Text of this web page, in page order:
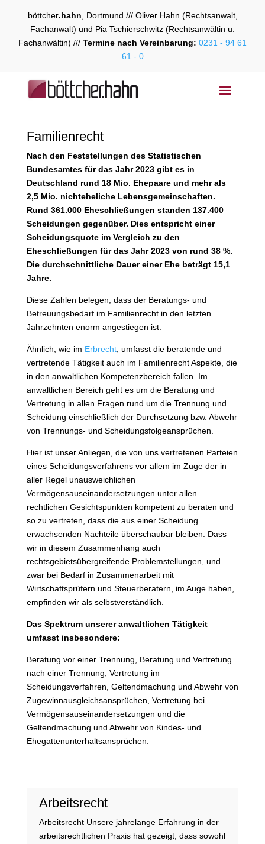
böttcher.hahn , Dortmund /// Oliver Hahn (Rechtsanwalt,
Fachanwalt) und Pia Tschierschwitz (Rechtsanwältin u.
Fachanwältin) /// Termine nach Vereinbarung: 0231 - 94 61
61 - 0
Familienrecht
Nach den Feststellungen des Statistischen
Bundesamtes für das Jahr 2023 gibt es in
Deutschland rund 18 Mio. Ehepaare und mehr als
2,5 Mio. nichteheliche Lebensgemeinschaften.
Rund 361.000 Eheschließungen standen 137.400
Scheidungen gegenüber. Dies entspricht einer
Scheidungsquote im Vergleich zu den
Eheschließungen für das Jahr 2023 von rund 38 %.
Die durchschnittliche Dauer einer Ehe beträgt 15,1
Jahre.
Diese Zahlen belegen, dass der Beratungs- und
Betreuungsbedarf im Familienrecht in den letzten
Jahrzehnten enorm angestiegen ist.
Ähnlich, wie im Erbrecht, umfasst die beratende und
vertretende Tätigkeit auch im Familienrecht Aspekte, die
in den anwaltlichen Kompetenzbereich fallen. Im
anwaltlichen Bereich geht es um die Beratung und
Vertretung in allen Fragen rund um die Trennung und
Scheidung einschließlich der Durchsetzung bzw. Abwehr
von Trennungs- und Scheidungsfolgeansprüchen.
Hier ist unser Anliegen, die von uns vertretenen Parteien
eines Scheidungsverfahrens vor allem im Zuge der in
aller Regel unausweichlichen
Vermögensauseinandersetzungen unter allen
rechtlichen Gesichtspunkten kompetent zu beraten und
so zu vertreten, dass die aus einer Scheidung
erwachsenden Nachteile überschaubar bleiben. Dass
wir in diesem Zusammenhang auch
rechtsgebietsübergreifende Problemstellungen, und
zwar bei Bedarf in Zusammenarbeit mit
Wirtschaftsprüfern und Steuerberatern, im Auge haben,
empfinden wir als selbstverständlich.
Das Spektrum unserer anwaltlichen Tätigkeit
umfasst insbesondere:
Beratung vor einer Trennung, Beratung und Vertretung
nach einer Trennung, Vertretung im
Scheidungsverfahren, Geltendmachung und Abwehr von
Zugewinnausgleichsansprüchen, Vertretung bei
Vermögensauseinandersetzungen und die
Geltendmachung und Abwehr von Kindes- und
Ehegattenunterhaltsansprüchen.
Arbeitsrecht
Arbeitsrecht Unsere jahrelange Erfahrung in der
arbeitsrechtlichen Praxis hat gezeigt, dass sowohl